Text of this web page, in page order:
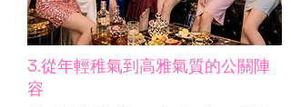
3.從年輕稚氣到高雅氣質的公關陣
容